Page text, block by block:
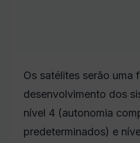
Os satélites serão uma
desenvolvimento dos
nível 4 (autonomia
predeterminados) e